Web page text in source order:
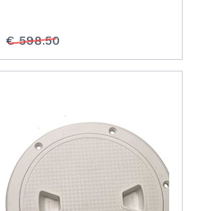
€ 598.50